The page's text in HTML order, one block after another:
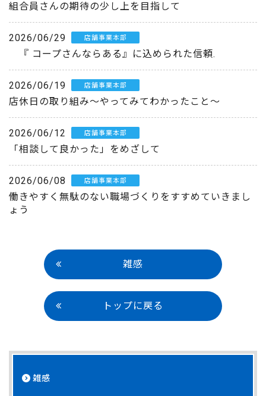
組合員さんの期待の少し上を目指して
2026/06/29 店舗事業本部
『 コープさんならある』に込められた信頼.
2026/06/19 店舗事業本部
店休日の取り組み～やってみてわかったこと～
2026/06/12 店舗事業本部
「相談して良かった」をめざして
2026/06/08 店舗事業本部
働きやすく無駄のない職場づくりをすすめていきまし
ょう
雑感
トップに戻る
雑感